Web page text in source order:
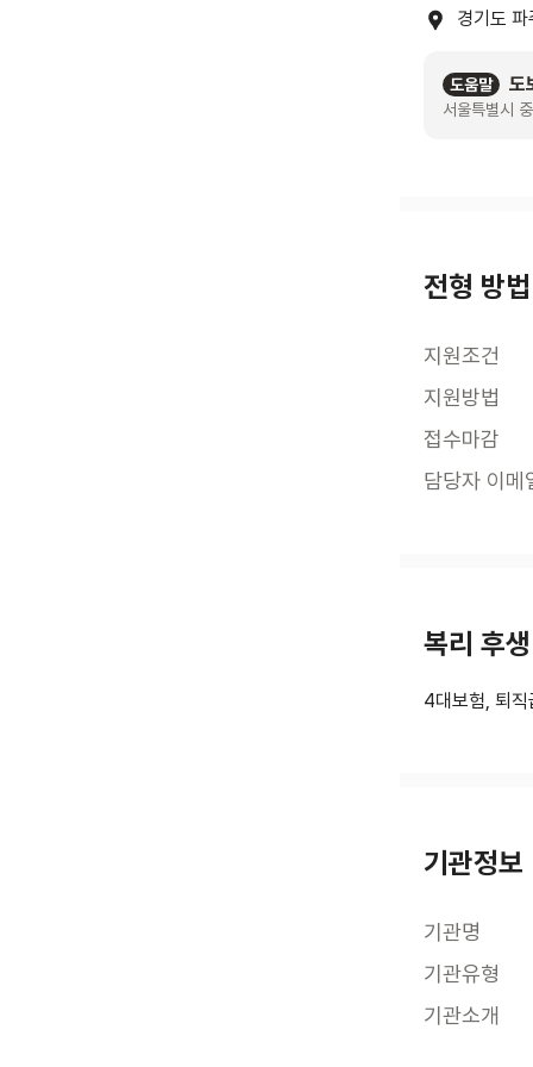
경기도
도움말 도
서울특별시
전형 방법
지원조건
지원방법
접수마감
담당자 이메
복리 후생
4대보험, 퇴
기관정보
기관명
기관유형
기관소개